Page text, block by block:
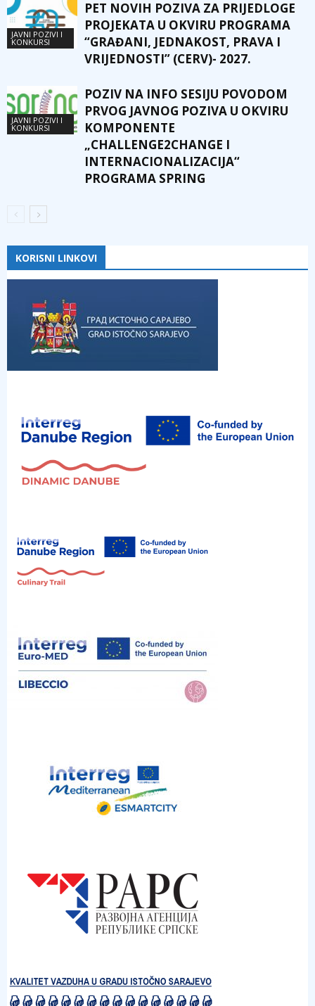
JAVNI POZIVI I
KONKURSI
PET NOVIH POZIVA ZA PRIJEDLOGE
PROJEKATA U OKVIRU PROGRAMA
“GRAĐANI, JEDNAKOST, PRAVA I
VRIJEDNOSTI” (CERV)- 2027.
JAVNI POZIVI I
KONKURSI
POZIV NA INFO SESIJU POVODOM
PRVOG JAVNOG POZIVA U OKVIRU
KOMPONENTE
„CHALLENGE2CHANGE I
INTERNACIONALIZACIJA“
PROGRAMA SPRING
KORISNI LINKOVI